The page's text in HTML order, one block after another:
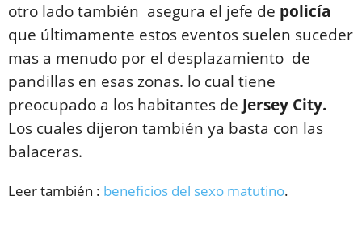
otro lado también asegura el jefe de policía
que últimamente estos eventos suelen suceder
mas a menudo por el desplazamiento de
pandillas en esas zonas. lo cual tiene
preocupado a los habitantes de Jersey City.
Los cuales dijeron también ya basta con las
balaceras.
Leer también : beneficios del sexo matutino.